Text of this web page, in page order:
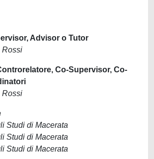
Advisor o Tutor
Rossi
Co-Supervisor, Co-
Rossi
Studi di Macerata
Studi di Macerata
Studi di Macerata